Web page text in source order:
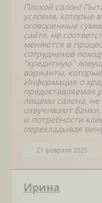
Плохой салон!
условия, которые
оговоренные
сайте, не
меняются в
сотрудников
"кредитную"
варианты,
Информация о
предоставляемая
лицами салона,
озвучивают
и потребности
перекладывая
21 февраля 2025
Ирина